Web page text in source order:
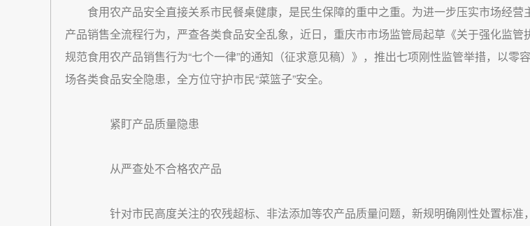
食用农产品安全直接关系市民餐桌健康，是民生保障的重中之重。为进一步压实市场经营
产品销售全流程行为，严查各类食品安全乱象，近日，重庆市市场监管局起草《关于强化监管
规范食用农产品销售行为“七个一律”的通知（征求意见稿）》，推出七项刚性监管举措，以零
场各类食品安全隐患，全方位守护市民“菜篮子”安全。
紧盯产品质量隐患
从严查处不合格农产品
针对市民高度关注的农残超标、非法添加等农产品质量问题，新规明确刚性处置标准